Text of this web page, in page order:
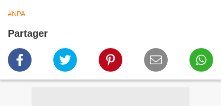
#NPA
Partager